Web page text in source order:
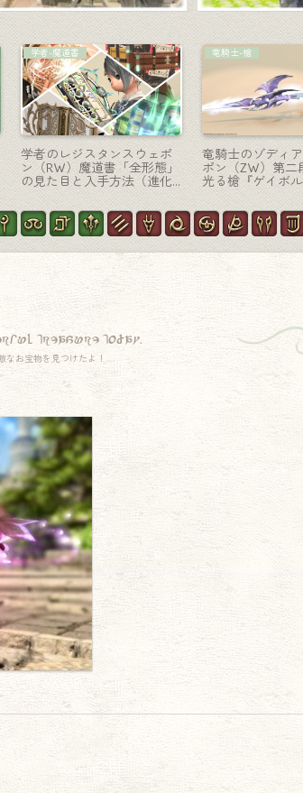
ミニオン
可愛い罪喰いジャイアント
ビーバー？のミニオン『シ
ンビーバー』(ピルグリム・
トラバース)
ミニオン
アラグのマンド
イカ？オルトエ
愛いミニオン『
ト・パキポディウ
treasure today.
なお宝物を見つけたよ！